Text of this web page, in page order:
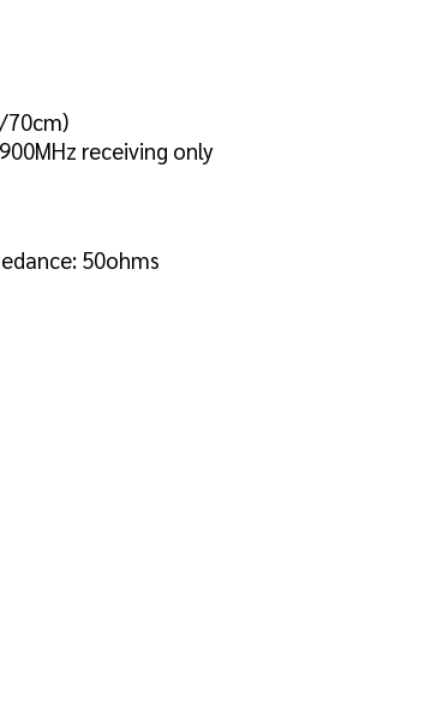
70cm)
receiving only
50ohms